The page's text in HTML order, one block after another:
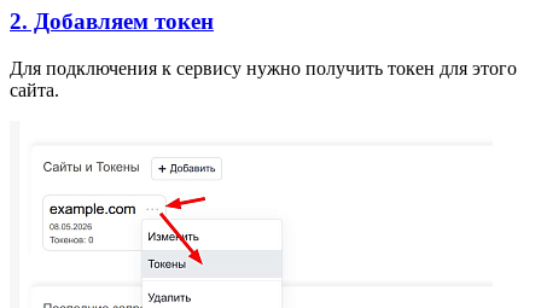
2. Добавляем токен
Для подключения к сервису нужно получить токен для этого
сайта.